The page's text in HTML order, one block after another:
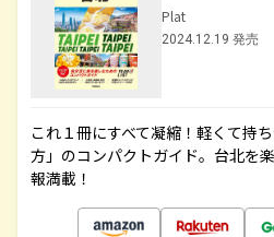
Plat
2024.12.19 発売
これ１冊にすべて凝縮！軽くて持
方」のコンパクトガイド。台北を
報満載！